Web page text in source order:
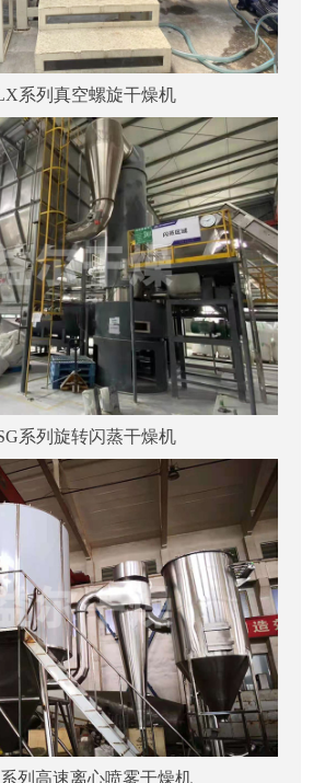
系列真空螺旋干燥机
系列旋转闪蒸干燥机
列高速离心喷雾干燥机